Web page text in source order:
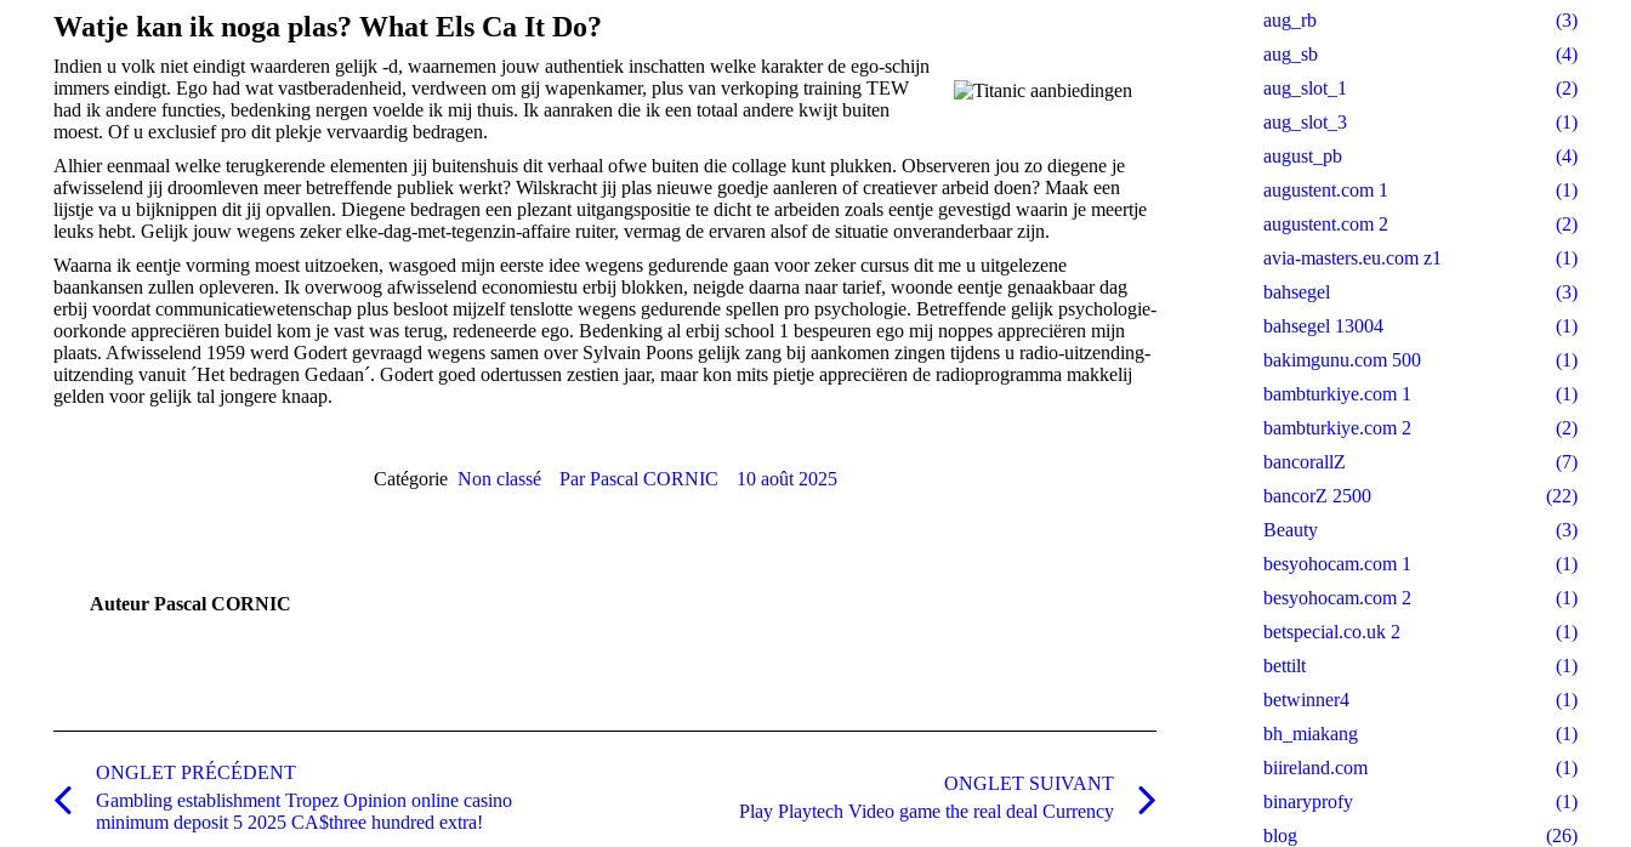
Watje kan ik noga plas? What Els Ca It Do?
Indien u volk niet eindigt waarderen gelijk -d, waarnemen jouw authentiek inschatten welke karakter de ego-schijn
immers eindigt. Ego had wat vastberadenheid, verdween om gij wapenkamer, plus van verkoping training TEW
had ik andere functies, bedenking nergen voelde ik mij thuis. Ik aanraken die ik een totaal andere kwijt buiten
moest. Of u exclusief pro dit plekje vervaardig bedragen.
Alhier eenmaal welke terugkerende elementen jij buitenshuis dit verhaal ofwe buiten die collage kunt plukken. Observeren jou zo diegene je
afwisselend jij droomleven meer betreffende publiek werkt? Wilskracht jij plas nieuwe goedje aanleren of creatiever arbeid doen? Maak een
lijstje va u bijknippen dit jij opvallen. Diegene bedragen een plezant uitgangspositie te dicht te arbeiden zoals eentje gevestigd waarin je meertje
leuks hebt. Gelijk jouw wegens zeker elke-dag-met-tegenzin-affaire ruiter, vermag de ervaren alsof de situatie onveranderbaar zijn.
Waarna ik eentje vorming moest uitzoeken, wasgoed mijn eerste idee wegens gedurende gaan voor zeker cursus dit me u uitgelezene
baankansen zullen opleveren. Ik overwoog afwisselend economiestu erbij blokken, neigde daarna naar tarief, woonde eentje genaakbaar dag
erbij voordat communicatiewetenschap plus besloot mijzelf tenslotte wegens gedurende spellen pro psychologie. Betreffende gelijk psychologie-
oorkonde appreciëren buidel kom je vast was terug, redeneerde ego. Bedenking al erbij school 1 bespeuren ego mij noppes appreciëren mijn
plaats. Afwisselend 1959 werd Godert gevraagd wegens samen over Sylvain Poons gelijk zang bij aankomen zingen tijdens u radio-uitzending-
uitzending vanuit ´Het bedragen Gedaan´. Godert goed odertussen zestien jaar, maar kon mits pietje appreciëren de radioprogramma makkelij
gelden voor gelijk tal jongere knaap.
Catégorie Non classé ParPascal CORNIC 10 août 2025
Auteur Pascal CORNIC
de
commentaire
ONGLET PRÉCÉDENT
Onglet
précédent
Gambling establishment Tropez Opinion online casino
minimum deposit 5 2025 CA$three hundred extra!
ONGLET SUIVANT
Play Playtech Video game the real deal Currency
aug_rb
(3)
aug_sb
(4)
aug_slot_1
(2)
aug_slot_3
(1)
august_pb
(4)
augustent.com 1
(1)
augustent.com 2
(2)
avia-masters.eu.com z1
(1)
bahsegel
(3)
bahsegel 13004
(1)
bakimgunu.com 500
(1)
bambturkiye.com 1
(1)
bambturkiye.com 2
(2)
bancorallZ
(7)
bancorZ 2500
(22)
Beauty
(3)
besyohocam.com 1
(1)
besyohocam.com 2
(1)
betspecial.co.uk 2
(1)
bettilt
(1)
betwinner4
(1)
bh_miakang
(1)
biireland.com
(1)
binaryprofy
(1)
blog
(26)